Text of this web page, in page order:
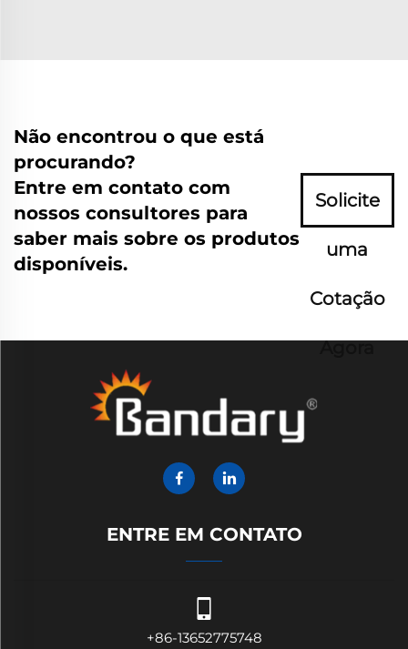
Não encontrou o que está
procurando?
Entre em contato com
nossos consultores para
saber mais sobre os produtos
disponíveis.
Solicite
uma
Cotação
Agora
ENTRE EM CONTATO
+86-13652775748